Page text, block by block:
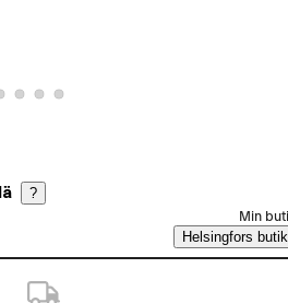
12 3
Visa produktbild 4
Visa produktbild 5
Visa produktbild 6
Visa produktbild 7
?
Min
Helsingfors butik